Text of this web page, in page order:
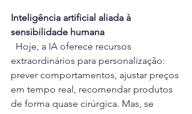
Inteligência artificial aliada à
sensibilidade humana
Hoje, a IA oferece recursos
extraordinários para personalização:
prever comportamentos, ajustar preços
em tempo real, recomendar produtos
de forma quase cirúrgica. Mas, se